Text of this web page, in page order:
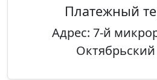
Платежный
Адрес: 7-й